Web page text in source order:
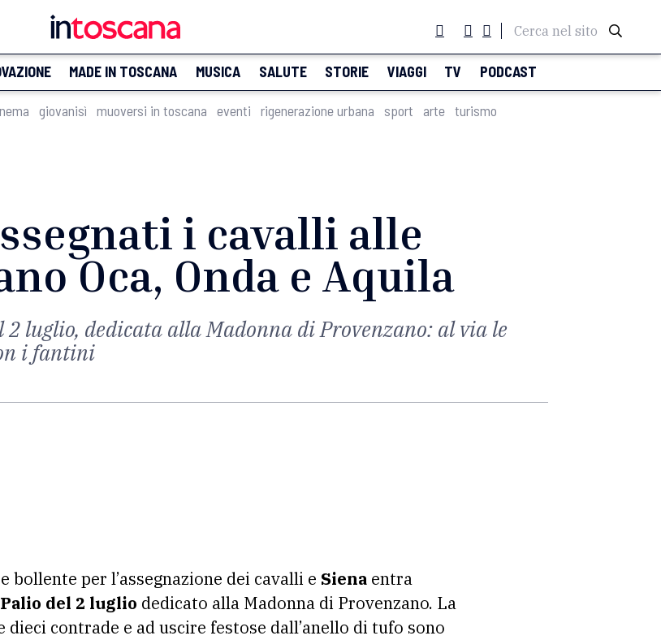
Cerca nel sito
MADE IN TOSCANA MUSICA SALUTE STORIE VIAGGI TV PODCAST
giovanisì muoversi in toscana eventi rigenerazione urbana sport arte turismo
i cavalli alle
Oca, Onda e Aquila
luglio, dedicata alla Madonna di Provenzano: al via le
i fantini
bollente per l’assegnazione dei cavalli e Siena entra
Palio del 2 luglio dedicato alla Madonna di Provenzano. La
contrade e ad uscire festose dall’anello di tufo sono